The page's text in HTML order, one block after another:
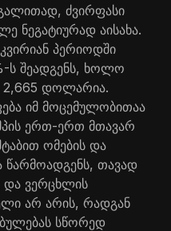
ძვირფასი
ნეგატიურად აისახა.
პერიოდში
ს შეადგენს, ხოლო
2,665 დოლარია.
იმ მოცემულობითაა
ერთ-ერთ მთავარ
ომების და
თავად
და ვერცხლის
არ არის, რადგან
სწორედ